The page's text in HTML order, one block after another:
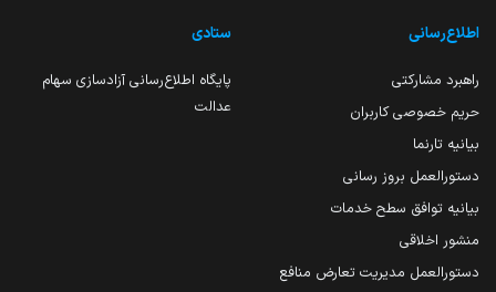
اطلاع‌رسانی
راهبرد مشارکتی
حریم خصوصی کاربران
بیانیه تارنما
دستورالعمل بروز رسانی
بیانیه توافق سطح خدمات
منشور اخلاقی
دستورالعمل مدیریت تعارض منافع
ستادی
پایگاه اطلاع‌رسانی آزادسازی سهام
عدالت